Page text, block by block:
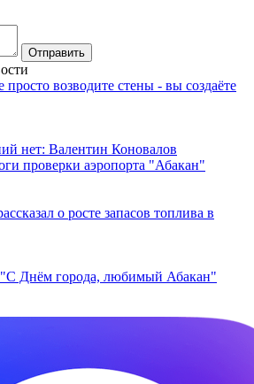
Отправить
возводите стены - вы создаёте
нет: Валентин Коновалов
проверки аэропорта "Абакан"
о росте запасов топлива в
Днём города, любимый Абакан"